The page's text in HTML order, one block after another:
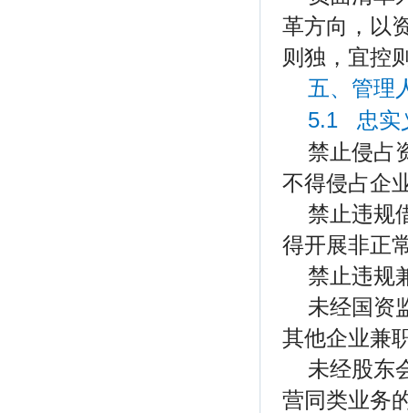
革方向，以
则独，宜控
五、管理
5.1 忠实
禁止侵占
不得侵占企
禁止违规
得开展非正
禁止违规
未经国资
其他企业兼
未经股东
营同类业务